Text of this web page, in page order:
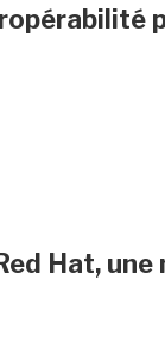
Hat, une